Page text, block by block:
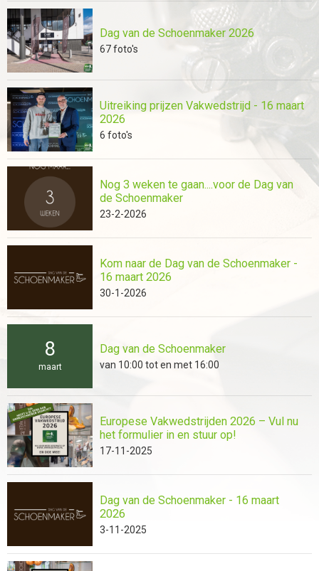
Dag van de Schoenmaker 2026
67foto's
Uitreiking prijzen Vakwedstrijd - 16 maart
2026
6 foto's
Nog 3 weken te gaan....voor de Dag van
de Schoenmaker
23-2-2026
Kom naar de Dag van de Schoenmaker -
16 maart 2026
30-1-2026
8
maart
Dag van de Schoenmaker
van 10:00 tot en met 16:00
Europese Vakwedstrijden 2026 – Vul nu
het formulier in en stuur op!
17-11-2025
Dag van de Schoenmaker - 16 maart
2026
3-11-2025